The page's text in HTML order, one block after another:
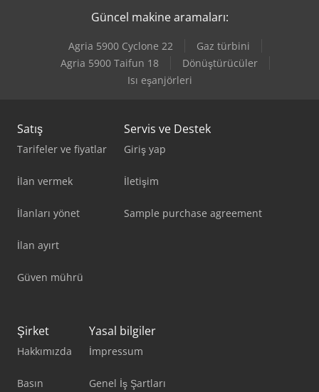
Schmersal Bns 180-02Z
Scm Class S 630
Güncel makine aramaları:
Agria 5900 Cyclone 22
Gaz türbini
Agria 5900 Taifun 18
Dönüştürücüler
Isı eşanjörleri
Satış
Tarifeler ve fiyatlar
İlan vermek
İlanları yönet
İlan ayırt
Güven mührü
Servis ve Destek
Giriş yap
İletişim
Sample purchase agreement
Şirket
Hakkımızda
Basın
Yasal bilgiler
İmpressum
Genel İş Şartları